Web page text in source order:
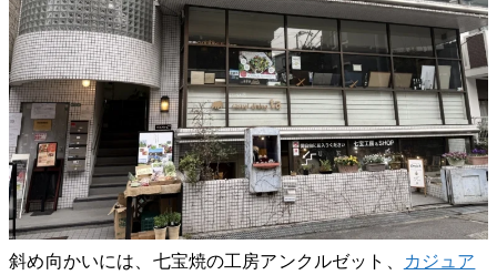
斜め向かいには、七宝焼の工房アンクルゼット、
カジュア